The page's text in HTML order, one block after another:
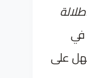
في
على